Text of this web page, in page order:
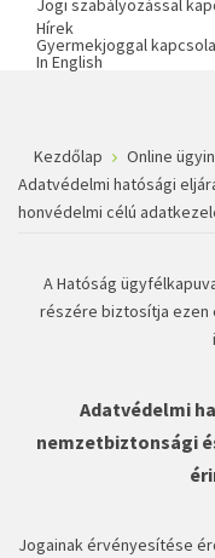
Jogi szabályozással
Hírek
Gyermekjoggal
In English
Kezdőlap
Online
Adatvédelmi hatósági
honvédelmi célú
A Hatóság
részére biztosítja ezen
Adatvédelmi
nemzetbiztonsági
Jogainak érvényesítése